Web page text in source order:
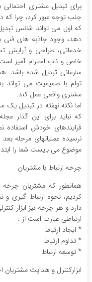
برای تبدیل مشتری احتمالی
جلب توجه عبور کرد، چرا که
که اول می تواند شانس
دهد، وجود جاذبه های
خدماتی، طراحی و آرایش
خاص و ناب احترام آمیز
سازمانی تبدیل شده باشد.
توام با صمیمیت می تواند
مشتری واقعی عمل کند.
اما نکته نهفته در تبدیل
که نباید برای این گذار
فرایندهای خودش استفاده
نرسیده عملیاتهای مرحله
موضوع می بایست شما را ابتدا
چرخه ارتباط با مشتریان
همانطور که مشتریان چرخه
کردیم، نحوه ارتباط گیری و
دارد و هر چرخه نیز ابزار
ارتباطی عبارت است از :
* ایجاد ارتباط
* تداوم ارتباط
* توسعه ارتباط
ابزارکنترل و هدایت مشتریان